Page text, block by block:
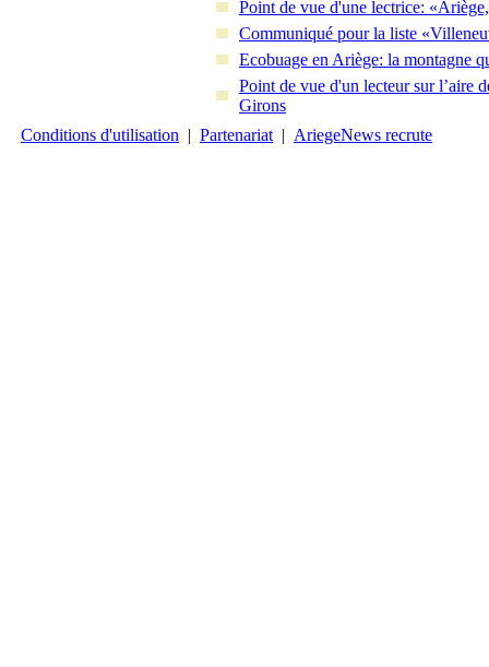
Point de vue d'une lectrice:
Communiqué pour la liste
Ecobuage en Ariège: la montagne
Point de vue d'un lecteur sur l’aire
Girons
Conditions d'utilisation | Partenariat | AriegeNews recrute